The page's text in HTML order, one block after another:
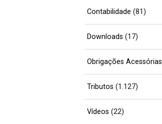
Contabilidade (81)
Downloads (17)
Obrigações Acessórias
Tributos (1.127)
Vídeos (22)